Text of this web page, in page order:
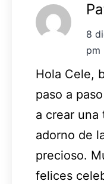
8
pm
Hola Cele,
paso a
a crear una
adorno de
precioso.
felices